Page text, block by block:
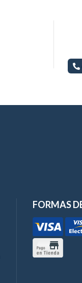
FORMAS